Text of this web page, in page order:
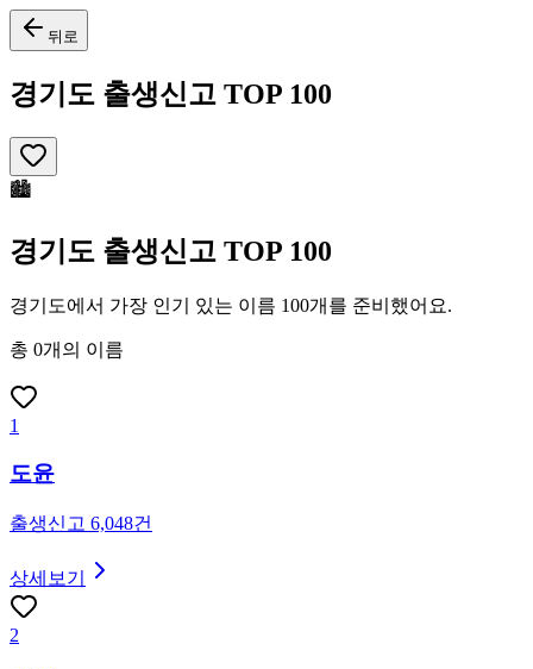
뒤로
경기도 출생신고 TOP 100
🏙️
경기도 출생신고 TOP 100
경기도에서 가장 인기 있는 이름 100개를 준비했어요.
총 0개 의 이름
1
도윤
출생신고 6,048건
상세보기
2